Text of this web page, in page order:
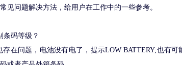
见问题解决方法，给用户在工作中的一些参考。
条码等级？
在问题，电池没有电了，提示LOW BATTERY;也有可